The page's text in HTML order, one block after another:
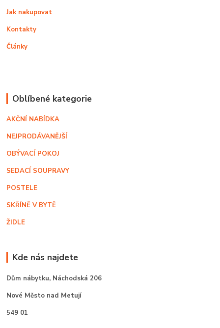
Jak nakupovat
Kontakty
Články
Oblíbené kategorie
AKČNÍ NABÍDKA
NEJPRODÁVANĚJŠÍ
OBÝVACÍ POKOJ
SEDACÍ SOUPRAVY
POSTELE
SKŘÍNĚ V BYTĚ
ŽIDLE
Kde nás najdete
Dům nábytku, Náchodská 206
Nové Město nad Metují
549 01